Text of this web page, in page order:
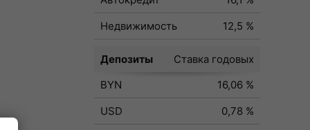
Недвижимость
12,5 %
Депозиты
Ставка годовых
BYN
16,06 %
USD
0,78 %